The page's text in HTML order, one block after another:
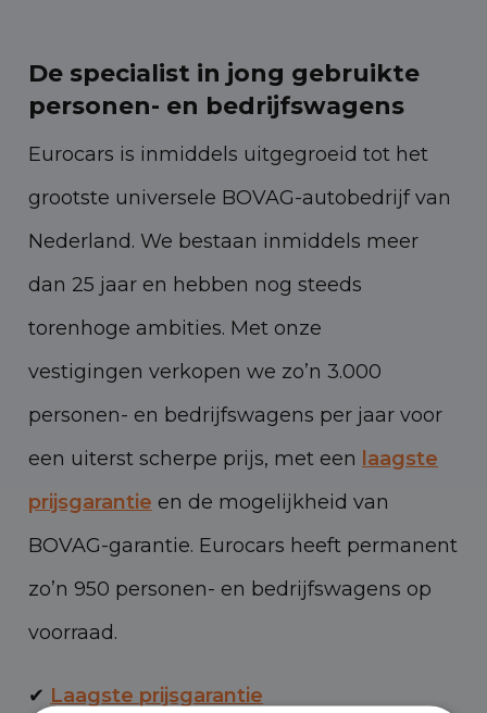
De specialist in jong gebruikte
personen- en bedrijfswagens
Eurocars is inmiddels uitgegroeid tot het
grootste universele BOVAG-autobedrijf van
Nederland. We bestaan inmiddels meer
dan 25 jaar en hebben nog steeds
torenhoge ambities. Met onze
vestigingen verkopen we zo’n 3.000
personen- en bedrijfswagens per jaar voor
een uiterst scherpe prijs, met een laagste
prijsgarantie en de mogelijkheid van
BOVAG-garantie. Eurocars heeft permanent
zo’n 950 personen- en bedrijfswagens op
voorraad.
✔ Laagste prijsgarantie